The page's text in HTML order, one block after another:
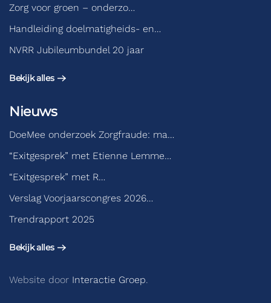
Zorg voor groen – onderzo…
Handleiding doelmatigheids- en…
NVRR Jubileumbundel 20 jaar
Bekijk alles
Nieuws
DoeMee onderzoek Zorgfraude: ma…
“Exitgesprek” met Etienne Lemme…
“Exitgesprek” met R…
Verslag Voorjaarscongres 2026…
Trendrapport 2025
Bekijk alles
Website door Interactie Groep.